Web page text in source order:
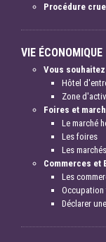
Procédure crue
VIE ÉCONOMIQUE
Vous
Hôtel
Zone
Foires et
Le marché
Les foires
Les
Commerces et
Les
Déclarer